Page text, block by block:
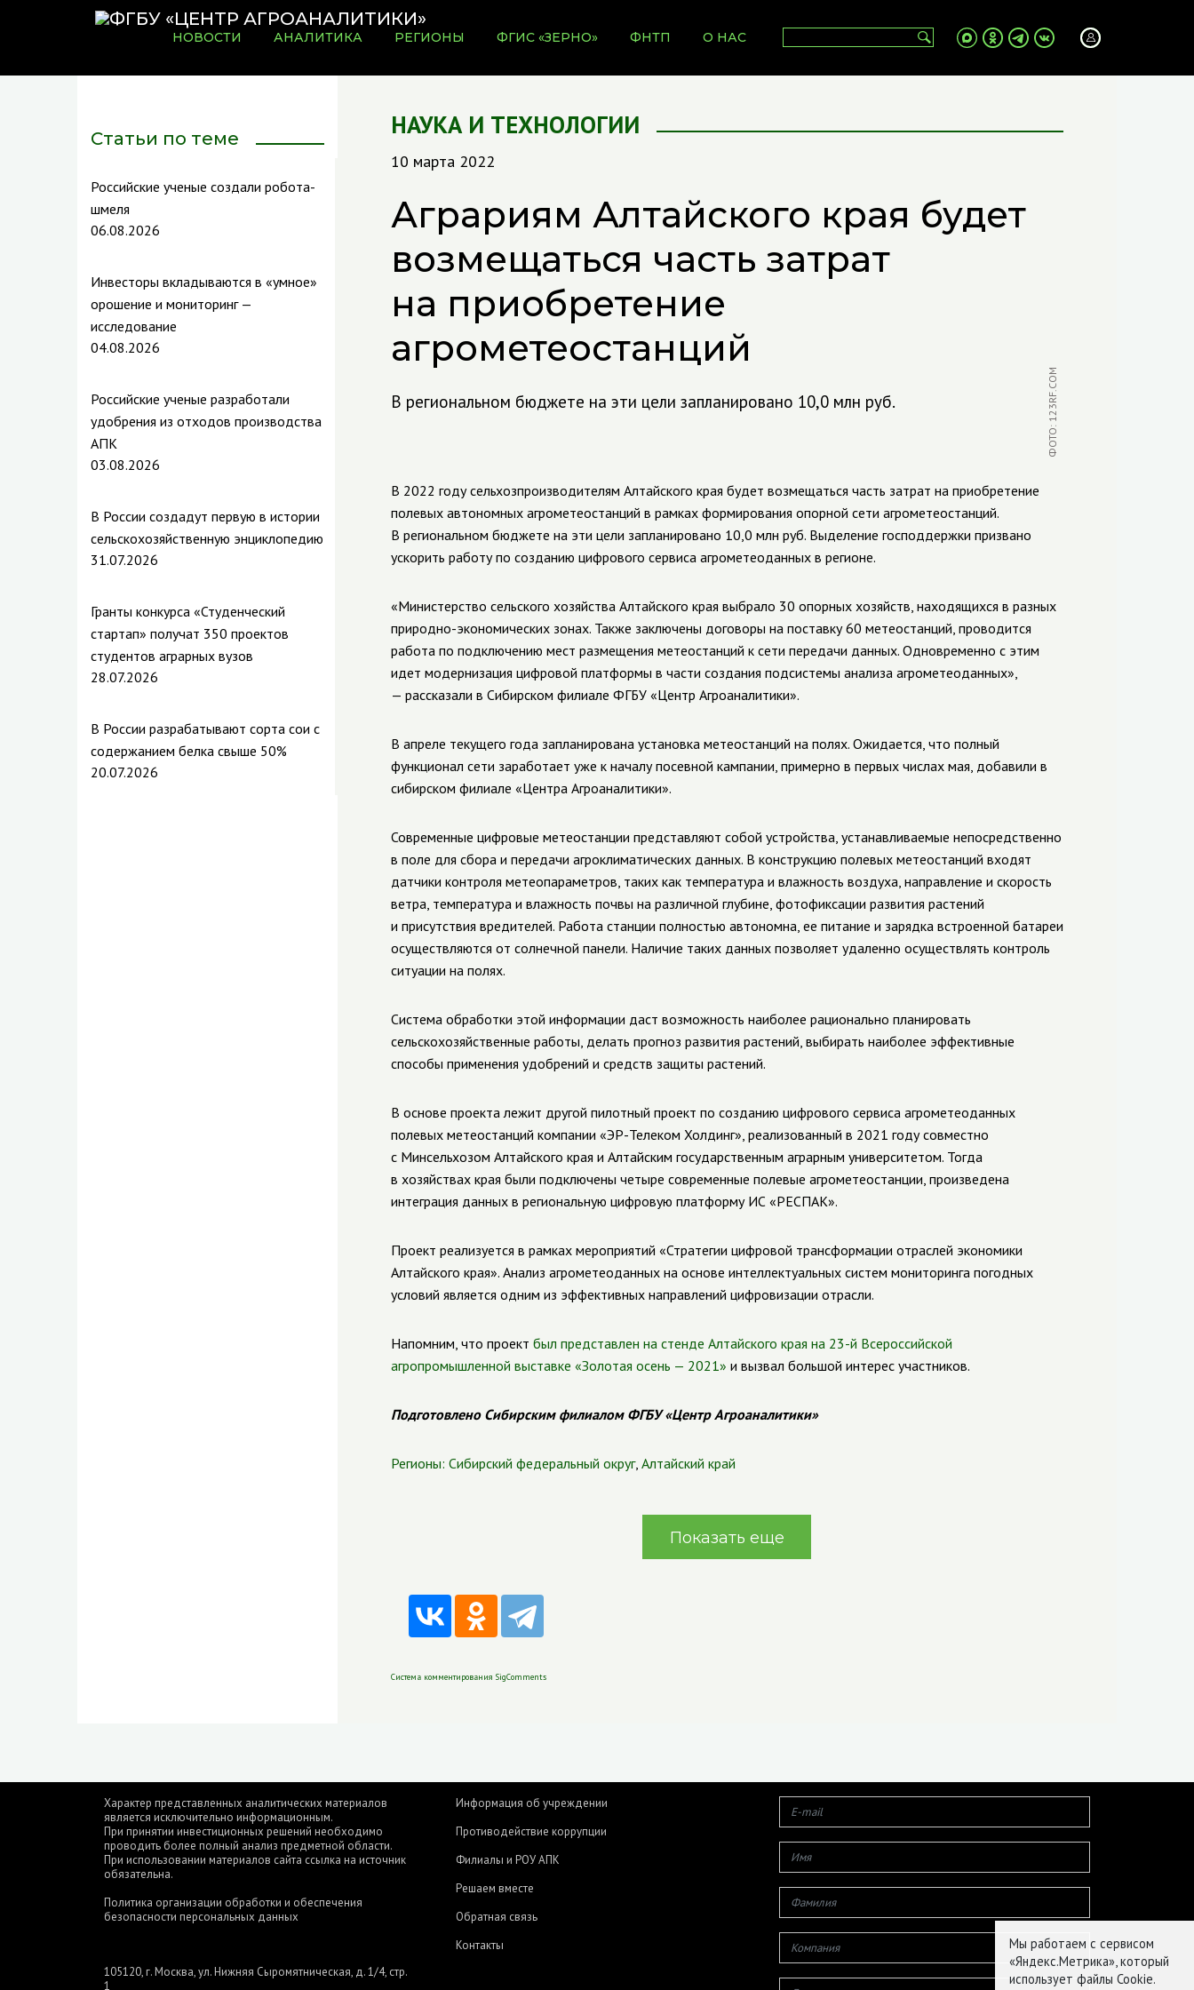
НОВОСТИ АНАЛИТИКА РЕГИОНЫ ФГИС «ЗЕРНО» ФНТП О НАС
Статьи по теме
Российские ученые создали робота-
шмеля
06.08.2026
Инвесторы вкладываются в «умное»
орошение и мониторинг —
исследование
04.08.2026
Российские ученые разработали
удобрения из отходов производства
АПК
03.08.2026
В России создадут первую в истории
сельскохозяйственную энциклопедию
31.07.2026
Гранты конкурса «Студенческий
стартап» получат 350 проектов
студентов аграрных вузов
28.07.2026
В России разрабатывают сорта сои с
содержанием белка свыше 50%
20.07.2026
НАУКА И ТЕХНОЛОГИИ
10 марта 2022
Аграриям Алтайского края будет
возмещаться часть затрат
на приобретение
агрометеостанций
В региональном бюджете на эти цели запланировано 10,0 млн руб. ФОТО: 123RF.COM
В 2022 году сельхозпроизводителям Алтайского края будет возмещаться часть затрат на приобретение
полевых автономных агрометеостанций в рамках формирования опорной сети агрометеостанций.
В региональном бюджете на эти цели запланировано 10,0 млн руб. Выделение господдержки призвано
ускорить работу по созданию цифрового сервиса агрометеоданных в регионе.
«Министерство сельского хозяйства Алтайского края выбрало 30 опорных хозяйств, находящихся в разных
природно-экономических зонах. Также заключены договоры на поставку 60 метеостанций, проводится
работа по подключению мест размещения метеостанций к сети передачи данных. Одновременно с этим
идет модернизация цифровой платформы в части создания подсистемы анализа агрометеоданных»,
— рассказали в Сибирском филиале ФГБУ «Центр Агроаналитики».
В апреле текущего года запланирована установка метеостанций на полях. Ожидается, что полный
функционал сети заработает уже к началу посевной кампании, примерно в первых числах мая, добавили в
сибирском филиале «Центра Агроаналитики».
Современные цифровые метеостанции представляют собой устройства, устанавливаемые непосредственно
в поле для сбора и передачи агроклиматических данных. В конструкцию полевых метеостанций входят
датчики контроля метеопараметров, таких как температура и влажность воздуха, направление и скорость
ветра, температура и влажность почвы на различной глубине, фотофиксации развития растений
и присутствия вредителей. Работа станции полностью автономна, ее питание и зарядка встроенной батареи
осуществляются от солнечной панели. Наличие таких данных позволяет удаленно осуществлять контроль
ситуации на полях.
Система обработки этой информации даст возможность наиболее рационально планировать
сельскохозяйственные работы, делать прогноз развития растений, выбирать наиболее эффективные
способы применения удобрений и средств защиты растений.
В основе проекта лежит другой пилотный проект по созданию цифрового сервиса агрометеоданных
полевых метеостанций компании «ЭР-Телеком Холдинг», реализованный в 2021 году совместно
с Минсельхозом Алтайского края и Алтайским государственным аграрным университетом. Тогда
в хозяйствах края были подключены четыре современные полевые агрометеостанции, произведена
интеграция данных в региональную цифровую платформу ИС «РЕСПАК».
Проект реализуется в рамках мероприятий «Стратегии цифровой трансформации отраслей экономики
Алтайского края». Анализ агрометеоданных на основе интеллектуальных систем мониторинга погодных
условий является одним из эффективных направлений цифровизации отрасли.
Напомним, что проект был представлен на стенде Алтайского края на 23-й Всероссийской
агропромышленной выставке «Золотая осень — 2021» и вызвал большой интерес участников.
Подготовлено Сибирским филиалом ФГБУ «Центр Агроаналитики»
Регионы: Сибирский федеральный округ, Алтайский край
Показать еще
Система комментирования SigComments
Характер представленных аналитических материалов
является исключительно информационным.
При принятии инвестиционных решений необходимо
проводить более полный анализ предметной области.
При использовании материалов сайта ссылка на источник
обязательна.
Политика организации обработки и обеспечения
безопасности персональных данных
105120, г. Москва, ул. Нижняя Сыромятническая, д. 1/4, стр.
1
Информация об учреждении
Противодействие коррупции
Филиалы и РОУ АПК
Решаем вместе
Обратная связь
Контакты
Мы работаем с сервисом
«Яндекс.Метрика», который
использует файлы Cookie.